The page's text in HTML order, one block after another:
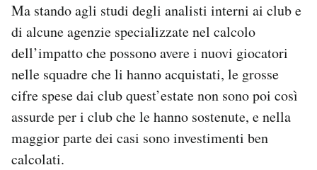
Ma stando agli studi degli analisti interni ai club e
di alcune agenzie specializzate nel calcolo
dell’impatto che possono avere i nuovi giocatori
nelle squadre che li hanno acquistati, le grosse
cifre spese dai club quest’estate non sono poi così
assurde per i club che le hanno sostenute, e nella
maggior parte dei casi sono investimenti ben
calcolati.